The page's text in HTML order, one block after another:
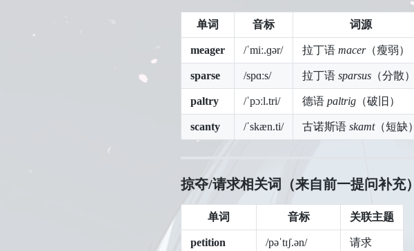
单词 音标 词源
meager /ˈmiː.ɡər/ 拉丁语 macer（瘦弱）
sparse /spɑːs/ 拉丁语 sparsus （分散）
paltry /ˈpɔːl.tri/ 德语 paltrig （破旧）
scanty /ˈskæn.ti/ 古诺斯语 skamt（短缺）
掠夺/请求相关词 （来自前一提问补充）
单词 音标 关联主题
petition /pəˈtɪʃ.ən/ 请求